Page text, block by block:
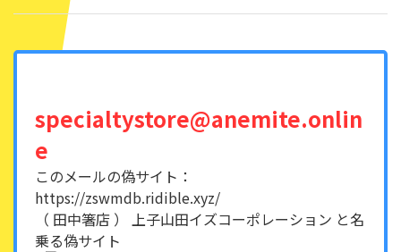
specialtystore@anemite.onlin
e
このメールの偽サイト：
https://zswmdb.ridible.xyz/
（ 田中箸店 ） 上子山田イズコーポレーション と名
乗る偽サイト